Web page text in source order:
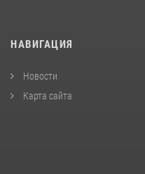
НАВИГАЦИЯ
Новости
Карта сайта